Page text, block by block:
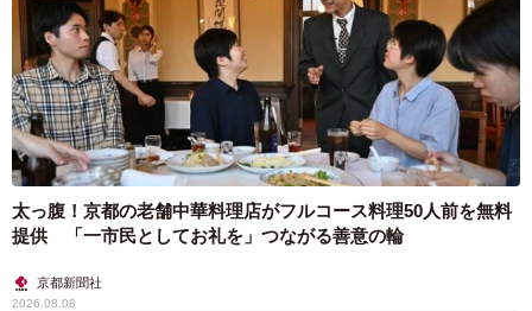
太っ腹！京都の老舗中華料理店がフルコース料理50人前を無料
提供 「一市民としてお礼を」つながる善意の輪
京都新聞社
2026.08.08